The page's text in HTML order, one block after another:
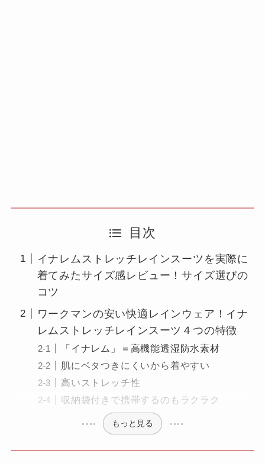
目次
イナレムストレッチレインスーツを実際に
着てみたサイズ感レビュー！サイズ選びの
コツ
ワークマンの安い快適レインウェア！イナ
レムストレッチレインスーツ４つの特徴
「イナレム」＝高機能透湿防水素材
肌にベタつきにくいから着やすい
高いストレッチ性
収納袋付きで携帯するのもラクラク
もっと見る